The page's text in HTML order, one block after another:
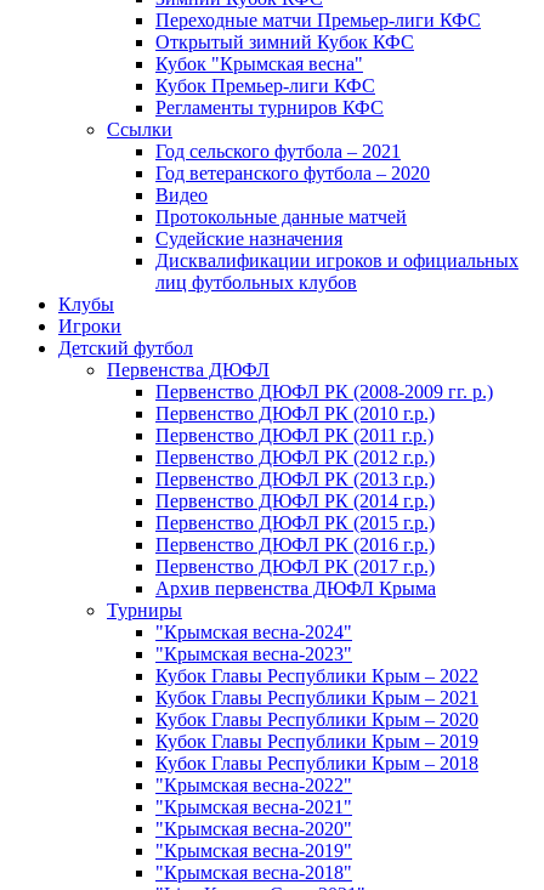
Переходные матчи Премьер-лиги КФС
Открытый зимний Кубок КФС
Кубок "Крымская весна"
Кубок Премьер-лиги КФС
Регламенты турниров КФС
Ссылки
Год сельского футбола – 2021
Год ветеранского футбола – 2020
Видео
Протокольные данные матчей
Судейские назначения
Дисквалификации игроков и официальных
лиц футбольных клубов
Клубы
Игроки
Детский футбол
Первенства ДЮФЛ
Первенство ДЮФЛ РК (2008-2009 гг. р.)
Первенство ДЮФЛ РК (2010 г.р.)
Первенство ДЮФЛ РК (2011 г.р.)
Первенство ДЮФЛ РК (2012 г.р.)
Первенство ДЮФЛ РК (2013 г.р.)
Первенство ДЮФЛ РК (2014 г.р.)
Первенство ДЮФЛ РК (2015 г.р.)
Первенство ДЮФЛ РК (2016 г.р.)
Первенство ДЮФЛ РК (2017 г.р.)
Архив первенства ДЮФЛ Крыма
Турниры
"Крымская весна-2024"
"Крымская весна-2023"
Кубок Главы Республики Крым – 2022
Кубок Главы Республики Крым – 2021
Кубок Главы Республики Крым – 2020
Кубок Главы Республики Крым – 2019
Кубок Главы Республики Крым – 2018
"Крымская весна-2022"
"Крымская весна-2021"
"Крымская весна-2020"
"Крымская весна-2019"
"Крымская весна-2018"